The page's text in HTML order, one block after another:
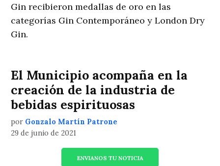
Gin recibieron medallas de oro en las
categorías Gin Contemporáneo y London Dry
Gin.
El Municipio acompaña en la
creación de la industria de
bebidas espirituosas
por Gonzalo Martín Patrone
29 de junio de 2021
ENVIANOS TU NOTICIA